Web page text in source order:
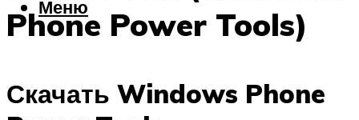
Меню
Phone Power Tools)
Скачать Windows Phone